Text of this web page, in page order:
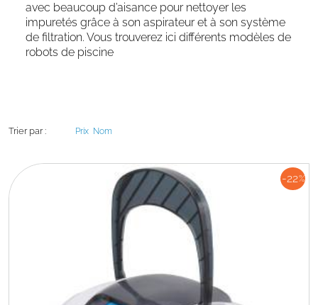
avec beaucoup d’aisance pour nettoyer les
impuretés grâce à son aspirateur et à son système
de filtration. Vous trouverez ici différents modèles de
robots de piscine
Trier par : Prix Nom
-22%